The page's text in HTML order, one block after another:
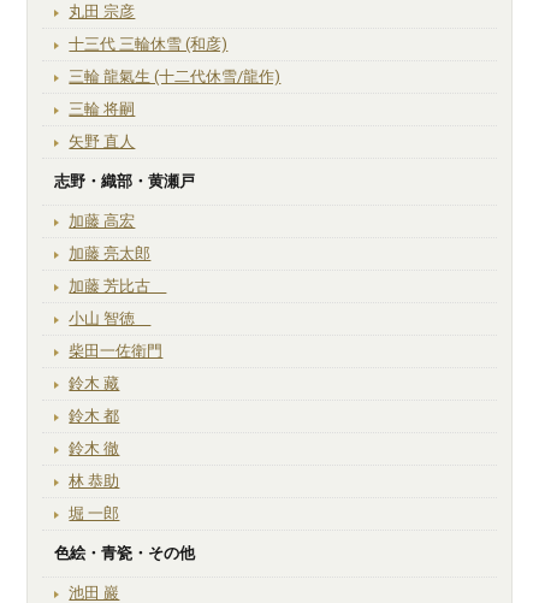
丸田 宗彦
十三代 三輪休雪 (和彦)
三輪 龍氣生 (十二代休雪/龍作)
三輪 将嗣
矢野 直人
志野・織部・黄瀬戸
加藤 高宏
加藤 亮太郎
加藤 芳比古
小山 智徳
柴田一佐衛門
鈴木 藏
鈴木 都
鈴木 徹
林 恭助
堀 一郎
色絵・青瓷・その他
池田 巖